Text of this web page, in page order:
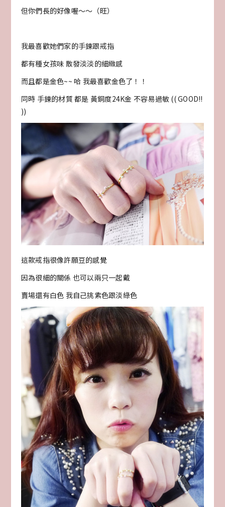
但你們長的好像喔～～（旺）
我最喜歡她們家的手鍊跟戒指
都有種女孩味 散發淡淡的細緻感
而且都是金色~~ 哈 我最喜歡金色了！！
同時 手鍊的材質 都是 黃銅度24K金 不容易過敏 (( GOOD!!
))
這款戒指很像許願豆的感覺
因為很細的關係 也可以兩只一起戴
賣場還有白色 我自己挑紫色跟淡綠色